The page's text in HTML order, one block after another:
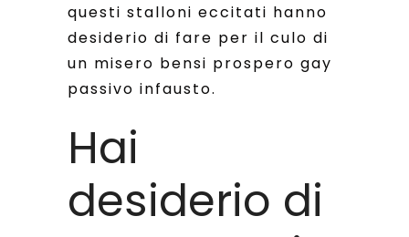
questi stalloni eccitati hanno
desiderio di fare per il culo di
un misero bensi prospero gay
passivo infausto.
Hai
desiderio di